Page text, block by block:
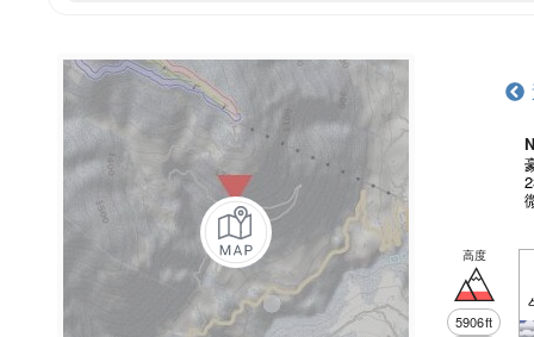
高度
5906ft